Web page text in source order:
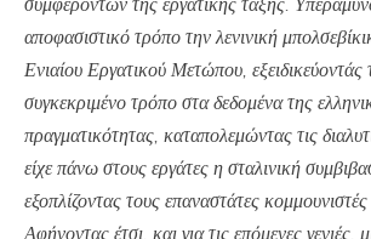
αποφασιστικό τρόπο την λενινική
Ενιαίου Εργατικού Μετώπου, εξειδικεύοντάς
συγκεκριμένο τρόπο στα δεδομένα της
πραγματικότητας, καταπολεμώντας τις
είχε πάνω στους εργάτες η σταλινική
εξοπλίζοντας τους επαναστάτες
Αφήνοντας έτσι, και για τις επόμενες γενιές,